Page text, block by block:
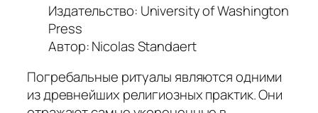
Издательство: University of Washington
Press
Автор: Nicolas Standaert
Погребальные ритуалы являются одними
из древнейших религиозных практик. Они